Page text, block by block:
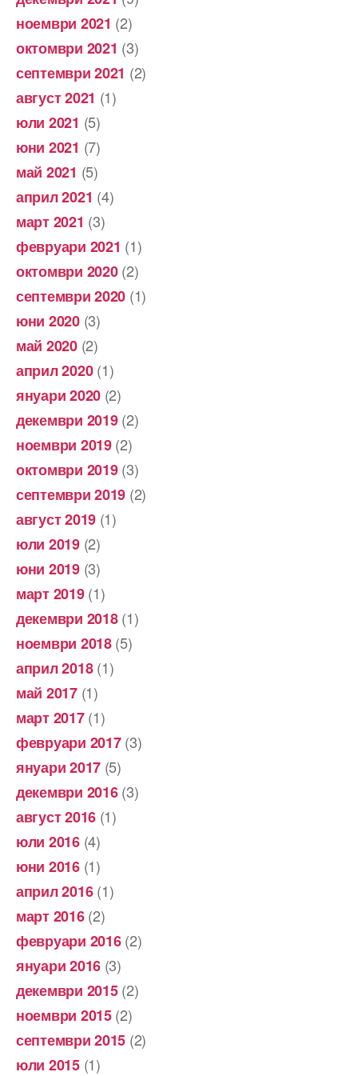
ноември 2021 (2)
октомври 2021 (3)
септември 2021 (2)
август 2021 (1)
юли 2021 (5)
юни 2021 (7)
май 2021 (5)
април 2021 (4)
март 2021 (3)
февруари 2021 (1)
октомври 2020(2)
септември 2020 (1)
юни 2020(3)
май 2020(2)
април 2020(1)
януари 2020 (2)
декември 2019(2)
ноември 2019(2)
октомври 2019(3)
септември 2019 (2)
август 2019 (1)
юли 2019(2)
юни 2019(3)
март 2019(1)
декември 2018(1)
ноември 2018(5)
април 2018(1)
май 2017(1)
март 2017(1)
февруари 2017(3)
януари 2017 (5)
декември 2016(3)
август 2016 (1)
юли 2016(4)
юни 2016(1)
април 2016(1)
март 2016(2)
февруари 2016(2)
януари 2016 (3)
декември 2015(2)
ноември 2015(2)
септември 2015 (2)
юли 2015(1)